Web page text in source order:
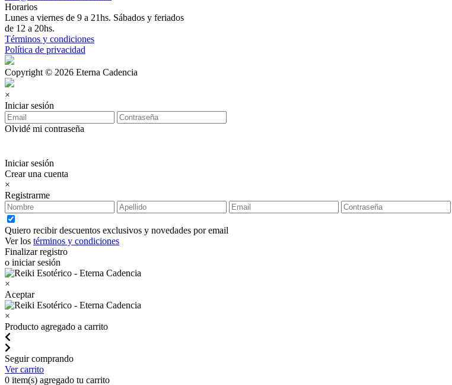
Horarios
Lunes a viernes de 9 a 21hs. Sábados y feriados
de 12 a 20hs.
Términos y condiciones
Política de privacidad
Copyright © 2026 Eterna Cadencia
×
Iniciar sesión
Olvidé mi contraseña
Iniciar sesión
Crear una cuenta
×
Registrarme
Quiero recibir descuentos exclusivos y novedades por email
Ver los términos y condiciones
Finalizar registro
o iniciar sesión
×
Aceptar
×
Producto agregado a carrito
Seguir comprando
Ver carrito
0 item(s) agregado tu carrito